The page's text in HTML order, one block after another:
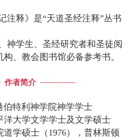
注释》是“天道圣经注释”丛书
神学生、圣经研究者和圣徒阅
、教会图书馆必备参考书。
作者简介
伯特利神学院神学学士
洋大学文学学士及文学硕士
道学硕士（1976），普林斯顿